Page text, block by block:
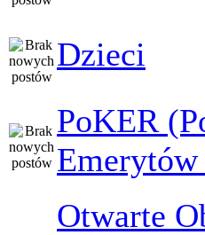
Dzieci
PoKER
Otwarte